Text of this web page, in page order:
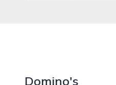
Domino's